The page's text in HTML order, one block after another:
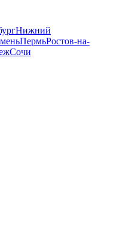
Нижний
ПермьРостов-на-
Сочи